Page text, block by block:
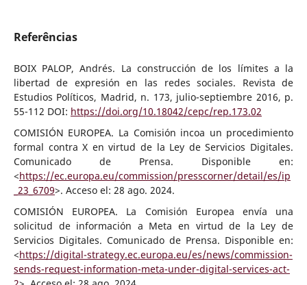
Referências
BOIX PALOP, Andrés. La construcción de los límites a la
libertad de expresión en las redes sociales. Revista de
Estudios Políticos, Madrid, n. 173, julio-septiembre 2016, p.
55-112 DOI: https://doi.org/10.18042/cepc/rep.173.02
COMISIÓN EUROPEA. La Comisión incoa un procedimiento
formal contra X en virtud de la Ley de Servicios Digitales.
Comunicado de Prensa. Disponible en:
<https://ec.europa.eu/commission/presscorner/detail/es/ip
_23_6709>. Acceso el: 28 ago. 2024.
COMISIÓN EUROPEA. La Comisión Europea envía una
solicitud de información a Meta en virtud de la Ley de
Servicios Digitales. Comunicado de Prensa. Disponible en:
<https://digital-strategy.ec.europa.eu/es/news/commission-
sends-request-information-meta-under-digital-services-act-